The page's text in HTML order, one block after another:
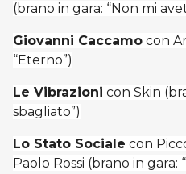
(brano in gara: “Non mi
Giovanni Caccamo con
“Eterno”)
Le Vibrazioni con Skin
sbagliato”)
Lo Stato Sociale con
Paolo Rossi (brano in gara: